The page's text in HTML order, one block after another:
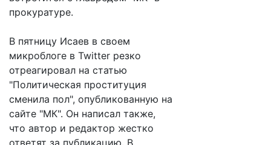
прокуратуре.
В пятницу Исаев в своем
микроблоге в Twitter резко
отреагировал на статью
"Политическая проституция
сменила пол", опубликованную на
сайте "МК". Он написал также,
что автор и редактор жестко
ответят за публикацию. В